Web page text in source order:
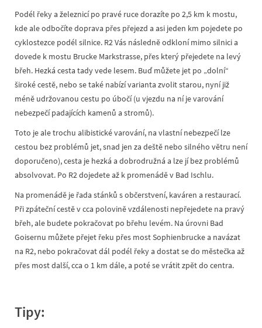
Podél řeky a železnicí po pravé ruce dorazíte po 2,5 km k mostu,
kde ale odbočíte doprava přes přejezd a asi jeden km pojedete po
cyklostezce podél silnice. R2 Vás následně odkloní mimo silnici a
dovede k mostu Brucke Markstrasse, přes který přejedete na levý
břeh. Hezká cesta tady vede lesem. Buď můžete jet po „dolní“
široké cestě, nebo se také nabízí varianta zvolit starou, nyní již
méně udržovanou cestu po úbočí (u vjezdu na ní je varování
nebezpečí padajících kamenů a stromů).
Toto je ale trochu alibistické varování, na vlastní nebezpečí lze
cestou bez problémů jet, snad jen za deště nebo silného větru není
doporučeno), cesta je hezká a dobrodružná a lze jí bez problémů
absolvovat. Po R2 dojedete až k promenádě v Bad Ischlu.
Na promenádě je řada stánků s občerstvení, kaváren a restaurací.
Při zpáteční cestě v cca polovině vzdálenosti nepřejedete na pravý
břeh, ale budete pokračovat po břehu levém. Na úrovni Bad
Goisernu můžete přejet řeku přes most Sophienbrucke a navázat
na R2, nebo pokračovat dál podél řeky a dostat se do městečka až
přes most další, cca o 1 km dále, a poté se vrátit zpět do centra.
Tipy: